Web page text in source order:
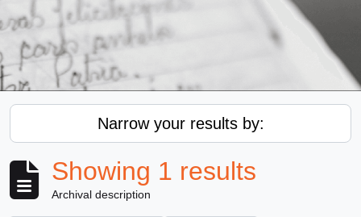
Narrow your results by:
Showing 1 results
Archival description